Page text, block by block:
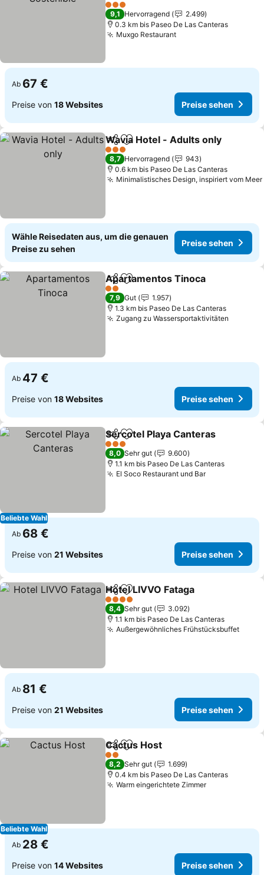
Preise sehen
3 Sterne
9,1 Hervorragend
2.499
0.3 km bis Paseo De Las Canteras
Muxgo RestaurantPreise sehen
Ab 67 €
Preise von 18 Websites Preise sehen
TeilenZu Favoriten hinzufügen
Wavia Hotel - Adults only
3 Sterne
8,7 Hervorragend
943
0.6 km bis Paseo De Las Canteras
Minimalistisches Design, inspiriert vom Meer
Wähle Reisedaten aus, um die genauen
Preise zu sehen
Preise sehen
TeilenZu Favoriten hinzufügen
Apartamentos Tinoca
2 Sterne
7,9 Gut
1.957
1.3 km bis Paseo De Las Canteras
Zugang zu Wassersportaktivitäten
Ab 47 €
Preise von 18 Websites Preise sehen
Beliebte Wahl
TeilenZu Favoriten hinzufügen
Sercotel Playa Canteras
3 Sterne
8,0 Sehr gut
9.600
1.1 km bis Paseo De Las Canteras
El Soco Restaurant und BarPreise sehen
Ab 68 €
Preise von 21 Websites Preise sehen
TeilenZu Favoriten hinzufügen
Hotel LIVVO Fataga
4 Sterne
8,4 Sehr gut
3.092
1.1 km bis Paseo De Las Canteras
Außergewöhnliches Frühstücksbuffet
Ab 81 €
Preise von 21 Websites Preise sehen
Beliebte Wahl
TeilenZu Favoriten hinzufügen
Cactus Host
2 Sterne
8,2 Sehr gut
1.699
0.4 km bis Paseo De Las Canteras
Warm eingerichtete ZimmerPreise sehen
Ab 28 €
Preise von 14 Websites Preise sehen